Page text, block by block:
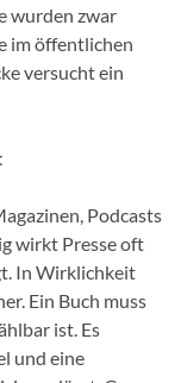
wurden zwar
im öffentlichen
versucht ein
Podcasts
wirkt Presse oft
In Wirklichkeit
Ein Buch muss
ist. Es
und eine